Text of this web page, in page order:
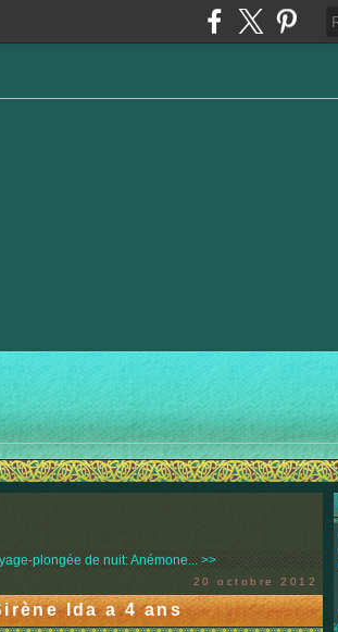
plongée de nuit: Anémone... >>
20 octobre 2012
Ida a 4 ans